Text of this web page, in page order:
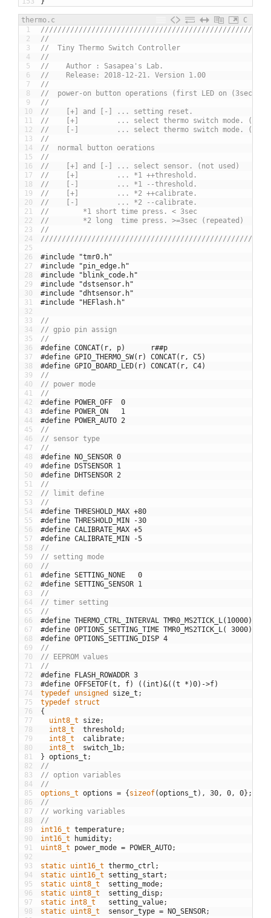
thermo.c
C
1
2
3
4
5
6
7
8
9
10
11
12
13
14
15
16
17
18
19
20
21
22
23
24
25
26
27
28
29
30
31
32
33
34
35
36
37
38
39
40
41
42
43
44
45
46
47
48
49
50
51
52
53
54
55
56
57
58
59
60
61
62
63
64
65
66
67
68
69
70
71
72
73
74
75
76
77
78
79
80
81
82
83
84
85
86
87
88
89
90
91
92
93
94
95
96
97
98
//
//  Tiny Thermo Switch Controller
//
//    Author : Sasapea's Lab.
//    Release: 2018-12-21. Version 1.00
//
//  power-on button operations (first LED on (3sec)
//
//    [+] and [-] ... setting reset.
//    [+]         ... select thermo switch mode.
//    [-]         ... select thermo switch mode.
//
//  normal button oerations
//
//    [+] and [-] ... select sensor. (not used)
//    [+]         ... *1 ++threshold.
//    [-]         ... *1 --threshold.
//    [+]         ... *2 ++calibrate.
//    [-]         ... *2 --calibrate.
//        *1 short time press. < 3sec
//        *2 long  time press. >=3sec (repeated)
//
#include "tmr0.h"
#include "pin_edge.h"
#include "blink_code.h"
#include "dstsensor.h"
#include "dhtsensor.h"
#include "HEFlash.h"
//
// gpio pin assign
//
#define CONCAT(r, p)      r##p
#define GPIO_THERMO_SW(r) CONCAT(r, C5)
#define GPIO_BOARD_LED(r) CONCAT(r, C4)
//
// power mode
//
#define POWER_OFF  0
#define POWER_ON   1
#define POWER_AUTO 2
//
// sensor type
//
#define NO_SENSOR 0
#define DSTSENSOR 1
#define DHTSENSOR 2
//
// limit define
//
#define THRESHOLD_MAX +80
#define THRESHOLD_MIN -30
#define CALIBRATE_MAX +5
#define CALIBRATE_MIN -5
//
// setting mode
//
#define SETTING_NONE   0
#define SETTING_SENSOR 1
//
// timer setting
//
#define THERMO_CTRL_INTERVAL TMR0_MS2TICK_L(10000) //
#define OPTIONS_SETTING_TIME TMR0_MS2TICK_L( 3000) //
#define OPTIONS_SETTING_DISP 4
//
// EEPROM values
//
#define FLASH_ROWADDR 3
#define OFFSETOF(t, f) ((int)&((t *)0)->f)
typedef unsigned size_t ;
typedef struct
{
uint8_t size;
int8_t threshold ;
int8_t calibrate;
int8_t switch_1b;
} options_t ;
//
// option variables
//
options_t options = {sizeof(options_t ) , 30 , 0 , 0} ;
//
// working variables
//
int16_t temperature;
int16_t
humidity;
uint8_t power_mode = POWER_AUTO;
static uint16_t thermo_ctrl ;
static uint16_t setting_start ;
static uint8_t setting_mode;
static uint8_t setting_disp;
static int8_t setting_value;
static uint8_t sensor_type = NO_SENSOR;